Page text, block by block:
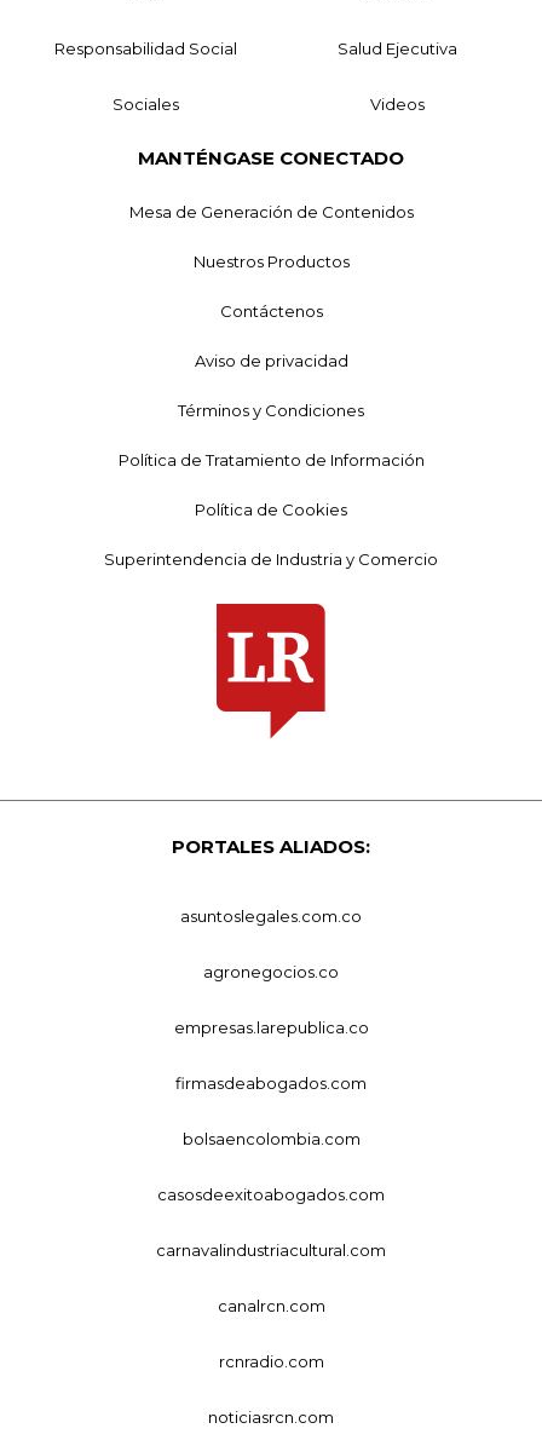
Responsabilidad Social Salud Ejecutiva
Sociales Videos
MANTÉNGASE CONECTADO
Mesa de Generación de Contenidos
Nuestros Productos
Contáctenos
Aviso de privacidad
Términos y Condiciones
Política de Tratamiento de Información
Política de Cookies
Superintendencia de Industria y Comercio
PORTALES ALIADOS:
asuntoslegales.com.co
agronegocios.co
empresas.larepublica.co
firmasdeabogados.com
bolsaencolombia.com
casosdeexitoabogados.com
carnavalindustriacultural.com
canalrcn.com
rcnradio.com
noticiasrcn.com